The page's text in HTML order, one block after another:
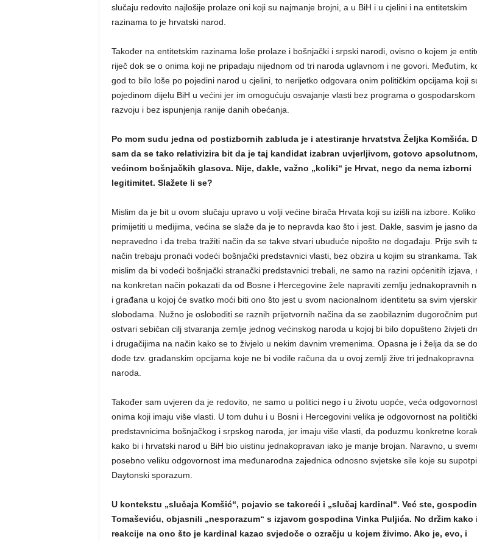
slučaju redovito najlošije prolaze oni koji su najmanje brojni, a u BiH i u cjelini i na entitetskim
razinama to je hrvatski narod.
Također na entitetskim razinama loše prolaze i bošnjački i srpski narodi, ovisno o kojem je
riječ dok se o onima koji ne pripadaju nijednom od tri naroda uglavnom i ne govori. Međutim,
god to bilo loše po pojedini narod u cjelini, to nerijetko odgovara onim političkim opcijama koji
pojedinom dijelu BiH u većini jer im omogućuju osvajanje vlasti bez programa o gospodarskom
razvoju i bez ispunjenja ranije danih obećanja.
Po mom sudu jedna od postizbornih zabluda je i atestiranje hrvatstva Željka Komšića.
sam da se tako relativizira bit da je taj kandidat izabran uvjerljivom, gotovo apsolutnom,
većinom bošnjačkih glasova. Nije, dakle, važno „koliki“ je Hrvat, nego da nema izborni
legitimitet. Slažete li se?
Mislim da je bit u ovom slučaju upravo u volji većine birača Hrvata koji su izišli na izbore.
primijetiti u medijima, većina se slaže da je to nepravda kao što i jest. Dakle, sasvim je jasno
nepravedno i da treba tražiti način da se takve stvari ubuduće nipošto ne događaju. Prije svih
način trebaju pronaći vodeći bošnjački predstavnici vlasti, bez obzira u kojim su strankama.
mislim da bi vodeći bošnjački stranački predstavnici trebali, ne samo na razini općenitih izjava,
na konkretan način pokazati da od Bosne i Hercegovine žele napraviti zemlju jednakopravnih
i građana u kojoj će svatko moći biti ono što jest u svom nacionalnom identitetu sa svim
slobodama. Nužno je osloboditi se raznih prijetvornih načina da se zaobilaznim dugoročnim
ostvari sebičan cilj stvaranja zemlje jednog većinskog naroda u kojoj bi bilo dopušteno živjeti
i drugačijima na način kako se to živjelo u nekim davnim vremenima. Opasna je i želja da se
dođe tzv. građanskim opcijama koje ne bi vodile računa da u ovoj zemlji žive tri jednakopravna
naroda.
Također sam uvjeren da je redovito, ne samo u politici nego i u životu uopće, veća
onima koji imaju više vlasti. U tom duhu i u Bosni i Hercegovini velika je odgovornost na
predstavnicima bošnjačkog i srpskog naroda, jer imaju više vlasti, da poduzmu konkretne
kako bi i hrvatski narod u BiH bio uistinu jednakopravan iako je manje brojan. Naravno, u
posebno veliku odgovornost ima međunarodna zajednica odnosno svjetske sile koje su
Daytonski sporazum.
U kontekstu „slučaja Komšić“, pojavio se takoreći i „slučaj kardinal“. Već ste,
Tomaševiću, objasnili „nesporazum“ s izjavom gospodina Vinka Puljića. No držim kako i
reakcije na ono što je kardinal kazao svjedoče o ozračju u kojem živimo. Ako je, evo, i